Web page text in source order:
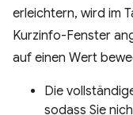
erleichtern, wird im
Kurzinfo-Fenster
auf einen Wert
Die
sodass Sie